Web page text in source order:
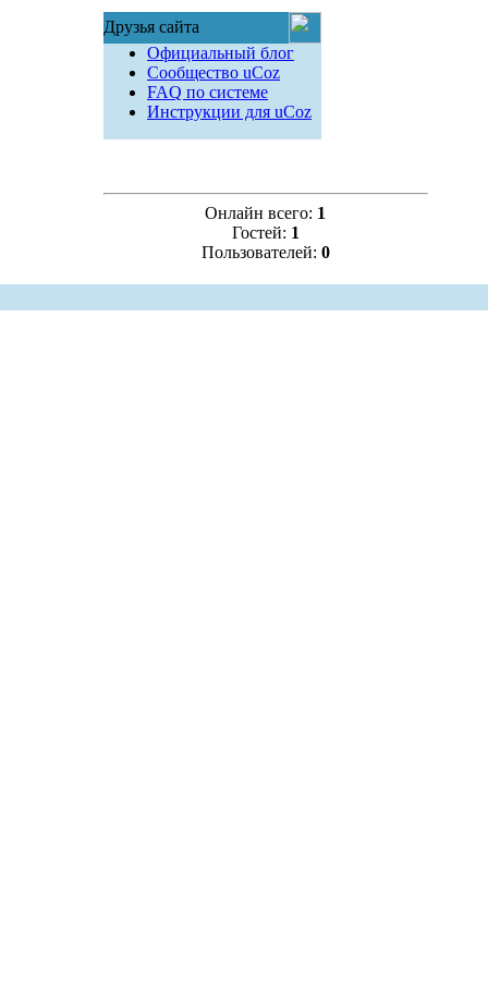
Друзья сайта
Официальный блог
Сообщество uCoz
FAQ по системе
Инструкции для uCoz
Онлайн всего: 1
Гостей: 1
Пользователей: 0